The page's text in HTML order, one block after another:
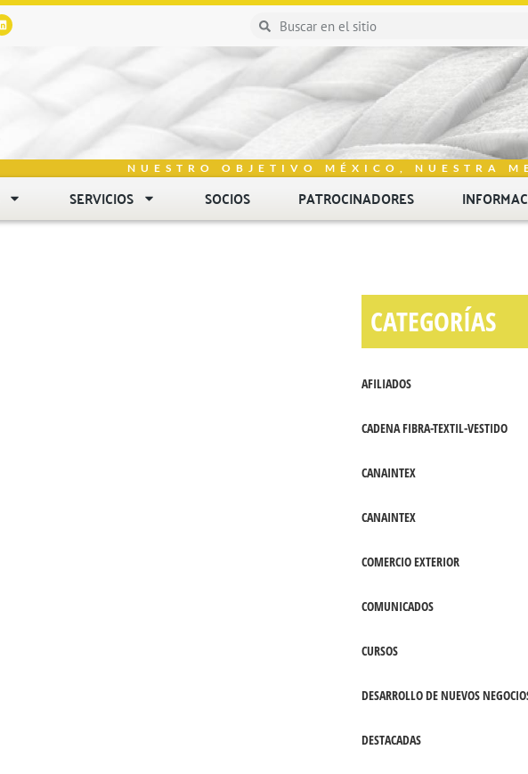
NUESTRO OBJETIVO MÉXICO, NUESTRA
SERVICIOS SOCIOS PATROCINADORES
CATEGORÍAS
AFILIADOS
CADENA FIBRA-TEXTIL-VESTIDO
CANAINTEX
CANAINTEX
COMERCIO EXTERIOR
COMUNICADOS
CURSOS
DESARROLLO DE NUEVOS
DESTACADAS